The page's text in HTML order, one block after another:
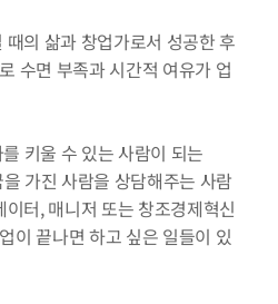
의 삶과 창업가로서 성공한 후
수면 부족과 시간적 여유가 업
키울 수 있는 사람이 되는
가진 사람을 상담해주는 사람
터, 매니저 또는 창조경제혁신
이 끝나면 하고 싶은 일들이 있